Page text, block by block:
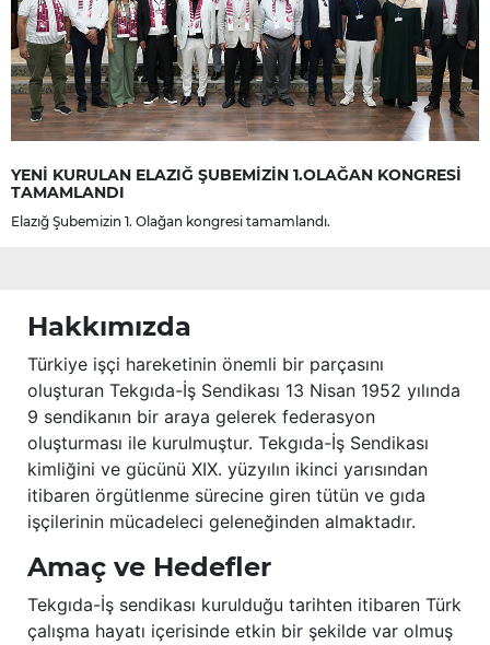
YENİ KURULAN ELAZIĞ ŞUBEMİZİN 1.OLAĞAN KONGRESİ
TAMAMLANDI
Elazığ Şubemizin 1. Olağan kongresi tamamlandı.
Hakkımızda
Türkiye işçi hareketinin önemli bir parçasını
oluşturan Tekgıda-İş Sendikası 13 Nisan 1952 yılında
9 sendikanın bir araya gelerek federasyon
oluşturması ile kurulmuştur. Tekgıda-İş Sendikası
kimliğini ve gücünü XIX. yüzyılın ikinci yarısından
itibaren örgütlenme sürecine giren tütün ve gıda
işçilerinin mücadeleci geleneğinden almaktadır.
Amaç ve Hedefler
Tekgıda-İş sendikası kurulduğu tarihten itibaren Türk
çalışma hayatı içerisinde etkin bir şekilde var olmuş